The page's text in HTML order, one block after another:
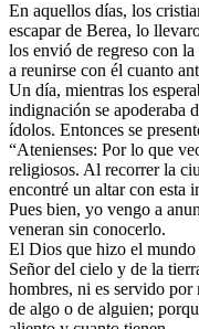
En aquellos días, los
escapar de Berea, lo
los envió de regreso con
a reunirse con él cuanto
Un día, mientras los
indignación se apoderaba
ídolos. Entonces se
“Atenienses: Por lo que
religiosos. Al recorrer la
encontré un altar con esta
Pues bien, yo vengo a
veneran sin conocerlo.
El Dios que hizo el
Señor del cielo y de la
hombres, ni es servido por
de algo o de alguien;